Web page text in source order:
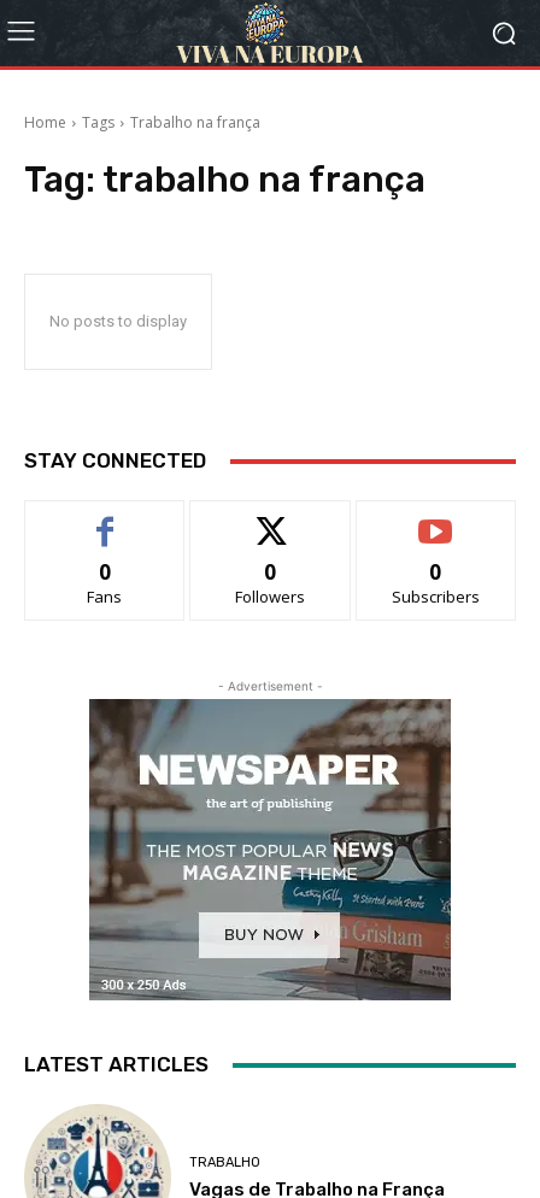
Home Tags Trabalho na frança
Tag: trabalho na frança
No posts to display
STAY CONNECTED
0
Fans
0
Followers
0
Subscribers
- Advertisement -
LATEST ARTICLES
TRABALHO
Vagas de Trabalho na França